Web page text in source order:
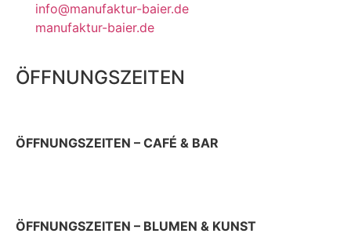
info@manufaktur-baier.de
manufaktur-baier.de
ÖFFNUNGSZEITEN
ÖFFNUNGSZEITEN – CAFÉ & BAR
ÖFFNUNGSZEITEN – BLUMEN & KUNST